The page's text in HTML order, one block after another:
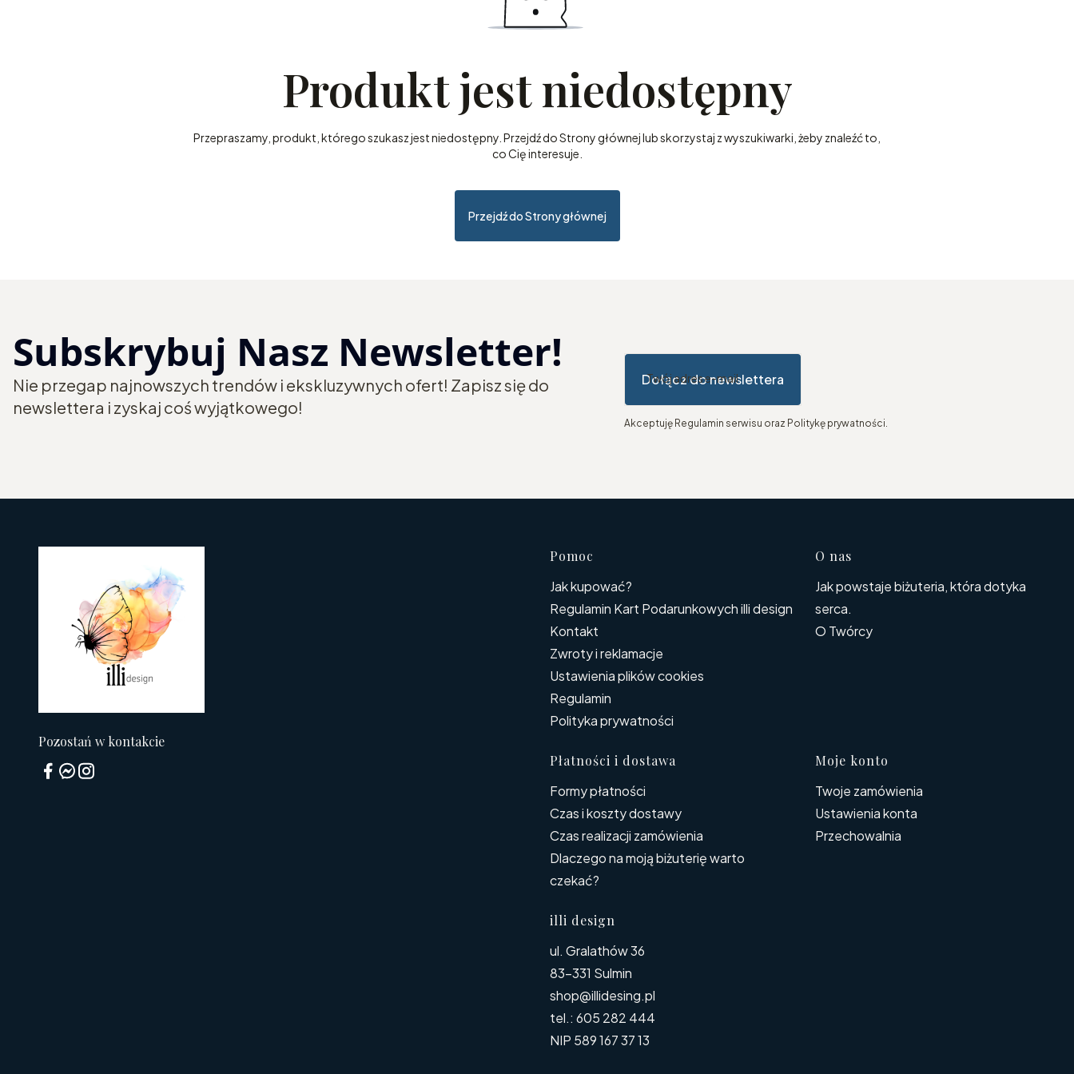
Produkt jest niedostępny
Przepraszamy, produkt, którego szukasz jest niedostępny. Przejdź do Strony głównej lub skorzystaj z wyszukiwarki, żeby znaleźć to,
co Cię interesuje.
Przejdź do Strony głównej
Subskrybuj Nasz Newsletter!
Nie przegap najnowszych trendów i ekskluzywnych ofert! Zapisz się do
newslettera i zyskaj coś wyjątkowego!
Twój adres e-mail
Dołącz do newslettera
Akceptuję Regulamin serwisu oraz Politykę prywatności.
Pozostań w kontakcie
Linki w stopce
Pomoc
Jak kupować?
Regulamin Kart Podarunkowych illi design
Kontakt
Zwroty i reklamacje
Ustawienia plików cookies
Regulamin
Polityka prywatności
O nas
Jak powstaje biżuteria, która dotyka
serca.
O Twórcy
Płatności i dostawa
Formy płatności
Czas i koszty dostawy
Czas realizacji zamówienia
Dlaczego na moją biżuterię warto
czekać?
Moje konto
Twoje zamówienia
Ustawienia konta
Przechowalnia
illi design
ul. Gralathów 36
83-331 Sulmin
shop@illidesing.pl
tel.: 605 282 444
NIP 589 167 37 13